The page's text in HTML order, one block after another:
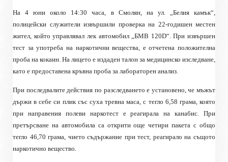
На 4 юни около 14:30 часа, в Смолян, на ул. „Белия камък“,
полицейски служители извършили проверка на 22-годишен местен
жител, който управлявал лек автомобил „БМВ 120D“. При извършен
тест за употреба на наркотични вещества, е отчетена положителна
проба на кокаин. На лицето е издаден талон за медицинско изследване,
като е предоставена кръвна проба за лабораторен анализ.
При последвалите действия по разследването е установено, че мъжът
държи в себе си плик със суха тревна маса, с тегло 6,58 грама, която
при направения полеви наркотест е реагирала на канабис. При
претърсване на автомобила са открити още четири пакета с общо
тегло 46,70 грама, чието съдържание при тест, реагирало на същото
наркотично вещество.